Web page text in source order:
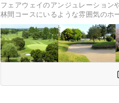
フェアウェイのアンジュレーション
林間コースにいるような雰囲気のホ